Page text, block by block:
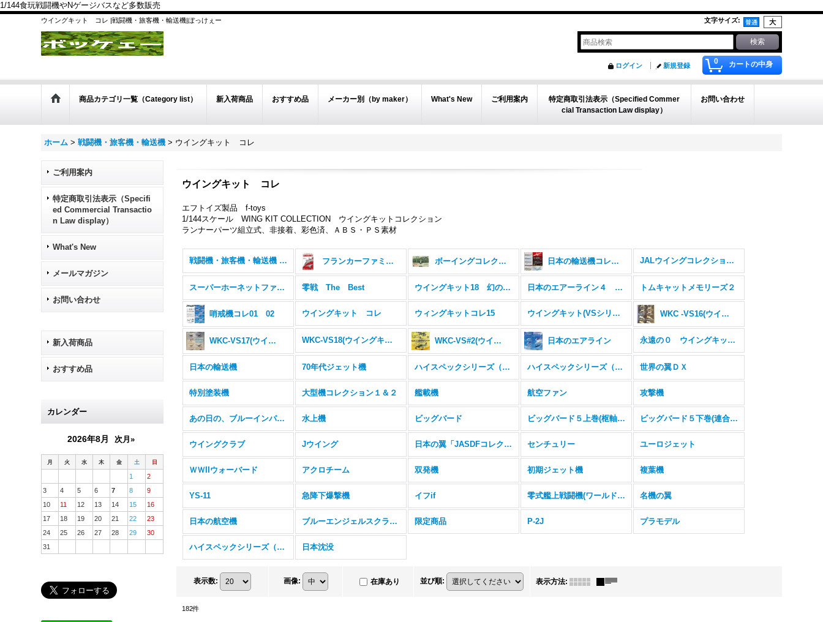
1/144食玩戦闘機やNゲージバスなど多数販売
ウイングキット コレ |戦闘機・旅客機・輸送機|ぼっけぇー 文字サイズ:
0 カートの中身
ログイン 新規登録
商品カテゴリ一覧（Category list） 新入荷商品 おすすめ品 メーカー別（by maker） What's New ご利用案内
特定商取引法表示（Specified Commer
cial Transaction Law display）
お問い合わせ
ホーム > 戦闘機・旅客機・輸送機 > ウイングキット コレ
ご利用案内
特定商取引法表示（Specifi
ed Commercial Transactio
n Law display）
What's New
メールマガジン
お問い合わせ
新入荷商品
おすすめ品
カレンダー
2026年8月 次月»
月 火 水 木 金 土 日
1
2
3
4 5 6 7 8
9
10
11 12 13 14 15
16
17
18 19 20 21 22
23
24
25 26 27 28 29
30
31
ウイングキット コレ
エフトイズ製品 f-toys
1/144スケール WING KIT COLLECTION ウイングキットコレクション
ランナーパーツ組立式、非接着、彩色済、ＡＢＳ・ＰＳ素材
戦闘機・旅客機・輸送機 (全商品) フランカーファミリー２ ボーイングコレクション B52H リブート 日本の輸送機コレ リブート Reboot JALウイングコレクション7 1/500
スーパーホーネットファミリー２ 零戦 The Best ウイングキット18 幻の傑作機 日本のエアーライン４ 僕は航空管制官 トムキャットメモリーズ２
哨戒機コレ01 02 ウイングキット コレ ウィングキットコレ15 ウイングキット(VSシリーズ#1~#5) WKC -VS16(ウイングキットVS16)
WKC-VS17(ウイングキットVS17) WKC-VS18(ウイングキットVS18) WKC-VS#2(ウイングキットバーサスシリーズ#2) 日本のエアライン 永遠の０ ウイングキット番外編
日本の輸送機 70年代ジェット機 ハイスペックシリーズ（F4) ハイスペックシリーズ（F-35） 世界の翼ＤＸ
特別塗装機 大型機コレクション１＆２ 艦載機 航空ファン 攻撃機
あの日の、ブルーインパルス 水上機 ビッグバード ビッグバード５上巻(枢軸国の野望Big Bird5) ビッグバード５下巻(連合国の鉄鎚Big Bird5)
ウイングクラブ Jウイング 日本の翼「JASDFコレクション」#1~#4 センチュリー ユーロジェット
ＷＷIIウォーバード アクロチーム 双発機 初期ジェット機 複葉機
YS-11 急降下爆撃機 イフif 零式艦上戦闘機(ワールドウイング) 名機の翼
日本の航空機 ブルーエンジェルスクラウズ 限定商品 P-2J プラモデル
ハイスペックシリーズ（F-22/F16） 日本沈没
表示数: 画像: 在庫あり 並び順: 表示方法:
182件